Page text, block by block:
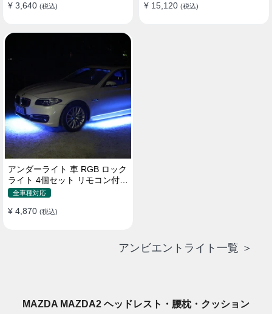
¥ 3,640 (税込) ¥ 15,120 (税込)
アンダーライト 車 RGB ロック
ライト 4個セット リモコン付き
ボタンスイッチ付き 多機能 車
水 おしゃれ
全車種対応
¥ 4,870 (税込)
アンビエントライト一覧 ＞
MAZDA MAZDA2 ヘッドレスト・腰枕・クッション